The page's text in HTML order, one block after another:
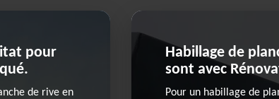
pour
de rive en
Habillage de
sont avec
Pour un habillage de